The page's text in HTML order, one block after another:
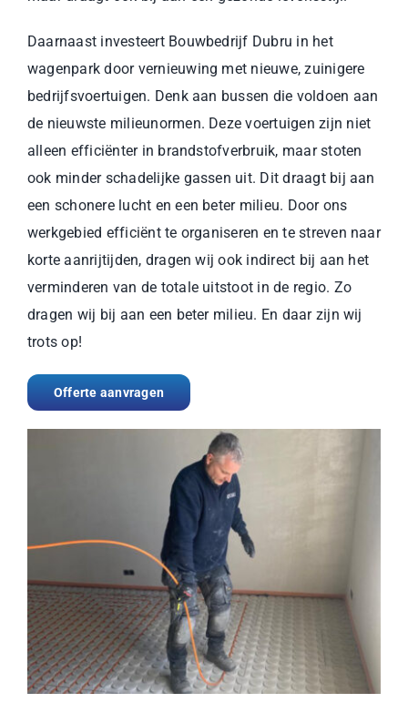
Daarnaast investeert Bouwbedrijf Dubru in het
wagenpark door vernieuwing met nieuwe, zuinigere
bedrijfsvoertuigen. Denk aan bussen die voldoen aan
de nieuwste milieunormen. Deze voertuigen zijn niet
alleen efficiënter in brandstofverbruik, maar stoten
ook minder schadelijke gassen uit. Dit draagt bij aan
een schonere lucht en een beter milieu. Door ons
werkgebied efficiënt te organiseren en te streven naar
korte aanrijtijden, dragen wij ook indirect bij aan het
verminderen van de totale uitstoot in de regio. Zo
dragen wij bij aan een beter milieu. En daar zijn wij
trots op!
Offerte aanvragen